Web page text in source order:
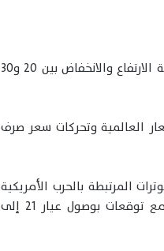
وتشهد أسعار الذهب في السوق المحلية حالة من التذبذب اليومي، حيث تتراوح قيمة الارتفاع والانخفاض بين 20 و30
العالمية وتحركات سعر صرف
المرتبطة بالحرب الأمريكية
الإيرانية، والتي قد تدفع أسعار الذهب إلى مواصلة الصعود خلال الفترة المقبلة، مع توقعات بوصول عيار 21 إلى